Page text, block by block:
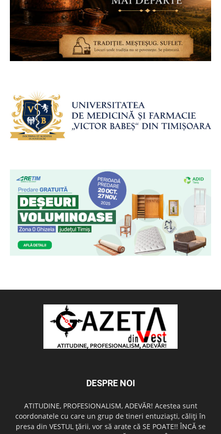
DESPRE NOI
ATITUDINE, PROFESIONALISM, ADEVĂR! Acestea sunt
coordonatele cu care un grup de tineri entuziaşti, căliţi în
presa din VESTUL ţării, vor să arate că SE POATE!! ÎNCĂ se